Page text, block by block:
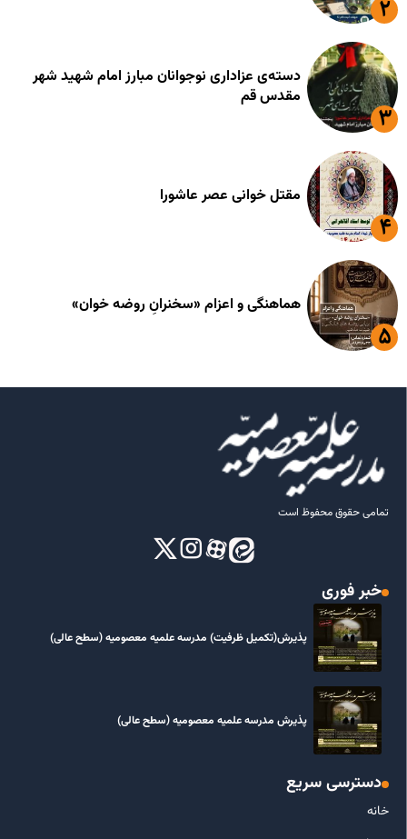
دسته‌ی عزاداری نوجوانان مبارز امام شهید شهر
مقدس قم
مقتل خوانی عصر عاشورا
هماهنگی و اعزام «سخنرانِ روضه خوان»
تمامی حقوق محفوظ است
خبر فوری
پذیرش(تکمیل ظرفیت) مدرسه علمیه معصومیه‌ (سطح عالی)
پذیرش مدرسه علمیه معصومیه‌ (سطح عالی)
دسترسی سریع
خانه